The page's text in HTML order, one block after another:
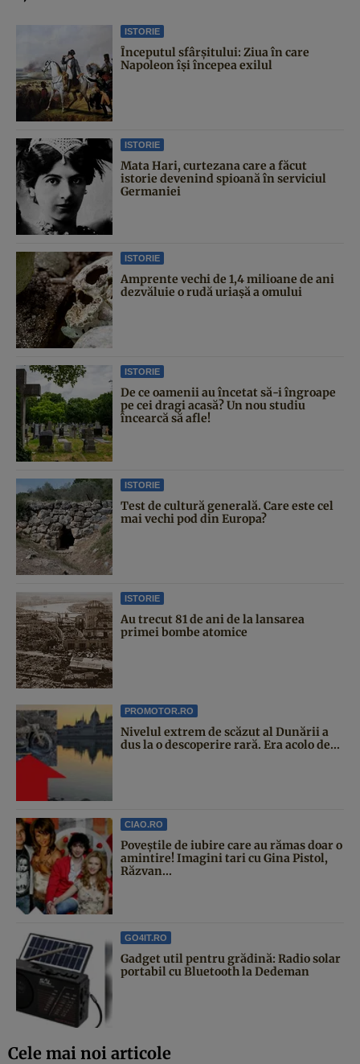
ISTORIE
Începutul sfârşitului: Ziua în care
Napoleon îşi începea exilul
ISTORIE
Mata Hari, curtezana care a făcut
istorie devenind spioană în serviciul
Germaniei
ISTORIE
Amprente vechi de 1,4 milioane de ani
dezvăluie o rudă uriașă a omului
ISTORIE
De ce oamenii au încetat să-i îngroape
pe cei dragi acasă? Un nou studiu
încearcă să afle!
ISTORIE
Test de cultură generală. Care este cel
mai vechi pod din Europa?
ISTORIE
Au trecut 81 de ani de la lansarea
primei bombe atomice
PROMOTOR.RO
Nivelul extrem de scăzut al Dunării a
dus la o descoperire rară. Era acolo de...
CIAO.RO
Poveştile de iubire care au rămas doar o
amintire! Imagini tari cu Gina Pistol,
Răzvan...
GO4IT.RO
Gadget util pentru grădină: Radio solar
portabil cu Bluetooth la Dedeman
Cele mai noi articole